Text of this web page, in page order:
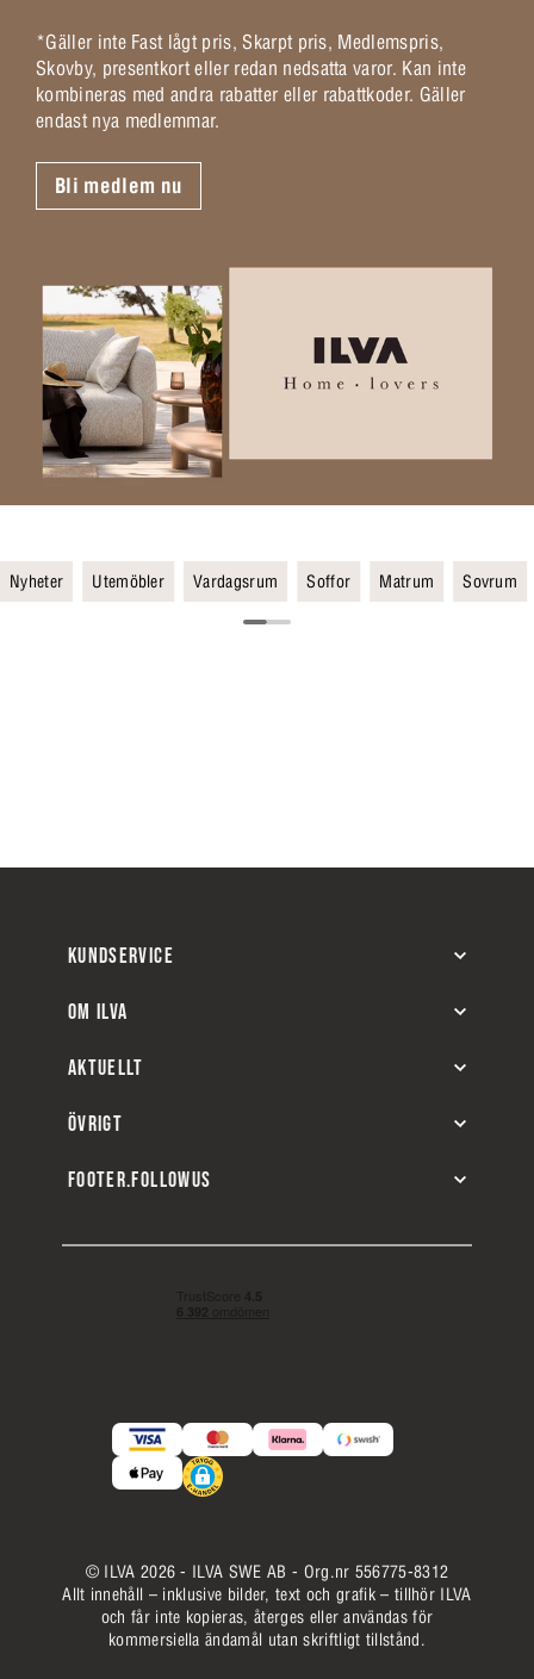
*Gäller inte Fast lågt pris, Skarpt pris, Medlemspris,
Skovby, presentkort eller redan nedsatta varor. Kan inte
kombineras med andra rabatter eller rabattkoder. Gäller
endast nya medlemmar.
Bli medlem nu
Nyheter Utemöbler Vardagsrum Soffor Matrum Sovrum
KUNDSERVICE
OM ILVA
AKTUELLT
ÖVRIGT
FOOTER.FOLLOWUS
© ILVA 2026 - ILVA SWE AB - Org.nr 556775-8312
Allt innehåll – inklusive bilder, text och grafik – tillhör ILVA
och får inte kopieras, återges eller användas för
kommersiella ändamål utan skriftligt tillstånd.